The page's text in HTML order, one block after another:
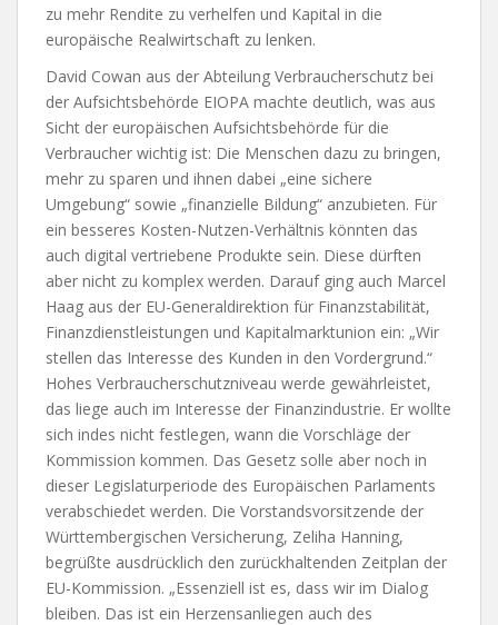
zu mehr Rendite zu verhelfen und Kapital in die
europäische Realwirtschaft zu lenken.
David Cowan aus der Abteilung Verbraucherschutz bei
der Aufsichtsbehörde EIOPA machte deutlich, was aus
Sicht der europäischen Aufsichtsbehörde für die
Verbraucher wichtig ist: Die Menschen dazu zu bringen,
mehr zu sparen und ihnen dabei „eine sichere
Umgebung“ sowie „finanzielle Bildung“ anzubieten. Für
ein besseres Kosten-Nutzen-Verhältnis könnten das
auch digital vertriebene Produkte sein. Diese dürften
aber nicht zu komplex werden. Darauf ging auch Marcel
Haag aus der EU-Generaldirektion für Finanzstabilität,
Finanzdienstleistungen und Kapitalmarktunion ein: „Wir
stellen das Interesse des Kunden in den Vordergrund.“
Hohes Verbraucherschutzniveau werde gewährleistet,
das liege auch im Interesse der Finanzindustrie. Er wollte
sich indes nicht festlegen, wann die Vorschläge der
Kommission kommen. Das Gesetz solle aber noch in
dieser Legislaturperiode des Europäischen Parlaments
verabschiedet werden. Die Vorstandsvorsitzende der
Württembergischen Versicherung, Zeliha Hanning,
begrüßte ausdrücklich den zurückhaltenden Zeitplan der
EU-Kommission. „Essenziell ist es, dass wir im Dialog
bleiben. Das ist ein Herzensanliegen auch des